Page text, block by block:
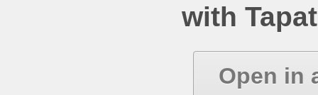
with
Open in